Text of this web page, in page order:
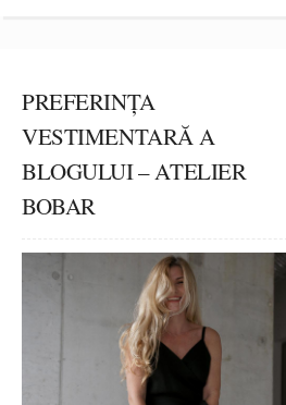
PREFERINȚA
VESTIMENTARĂ A
BLOGULUI – ATELIER
BOBAR